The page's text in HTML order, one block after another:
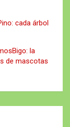
cada árbol
la
de mascotas